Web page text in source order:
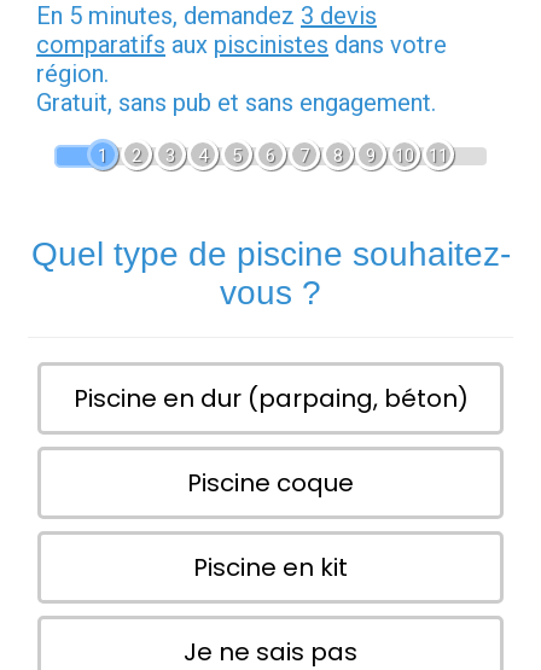
En 5 minutes, demandez 3 devis
comparatifs aux piscinistes dans votre
région.
Gratuit, sans pub et sans engagement.
1 2 3 4 5 6 7 8 9 10 11
Quel type de piscine souhaitez-
vous ?
Piscine en dur (parpaing, béton)
Piscine coque
Piscine en kit
Je ne sais pas